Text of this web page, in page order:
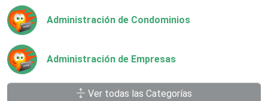
Administración de Condominios
Administración de Empresas
Agencias Aduanales
Ver todas las Categorías